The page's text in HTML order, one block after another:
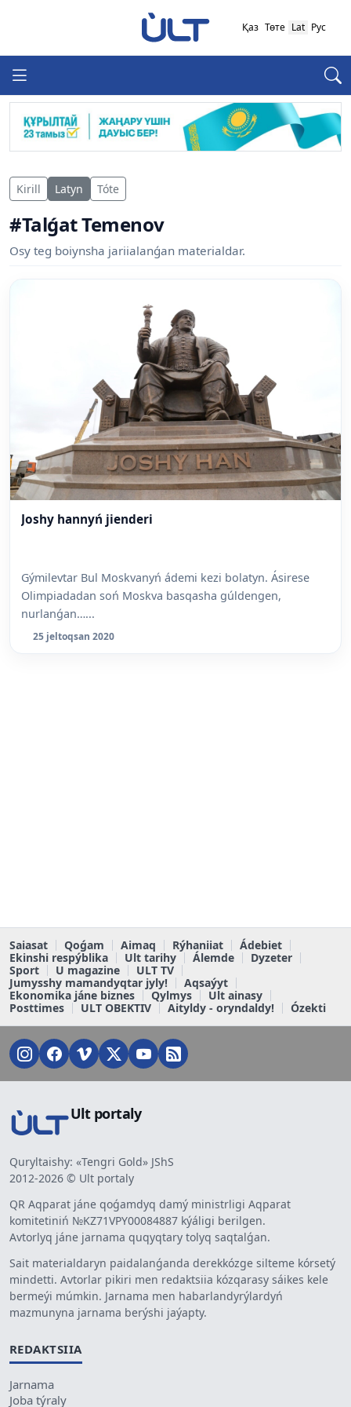
Қаз Төте Lat Рус
Kirill Latyn Tóte
#Talǵat Temenov
Osy teg boiynsha jariialanǵan materialdar.
Joshy hannyń jienderi
Gýmilevtar Bul Moskvanyń ádemi kezi bolatyn. Ásirese
Olimpiadadan soń Moskva basqasha gúldengen,
nurlanǵan…...
25 jeltoqsan 2020
Saiasat Qoǵam Aimaq Rýhaniiat
Ádebiet
Ekinshi respýblika
Ult tarihy Álemde
Dyzeter
Sport
U magazine
ULT TV
Jumysshy mamandyqtar jyly!
Aqsaýyt
Ekonomika jáne biznes
Qylmys
Ult ainasy
Posttimes
ULT OBEKTIV Aityldy - oryndaldy! Ózekti
Ult portaly
Quryltaishy: «Tengri Gold» JShS
2012-2026 © Ult portaly
QR Aqparat jáne qoǵamdyq damý ministrligi Aqparat
komitetiniń №KZ71VPY00084887 kýáligi berilgen.
Avtorlyq jáne jarnama quqyqtary tolyq saqtalǵan.
Sait materialdaryn paidalanǵanda derekkózge silteme kórsetý
mindetti. Avtorlar pikiri men redaktsiia kózqarasy sáikes kele
bermeýi múmkin. Jarnama men habarlandyrýlardyń
mazmunyna jarnama berýshi jaýapty.
REDAKTSIIA
Jarnama
Joba týraly